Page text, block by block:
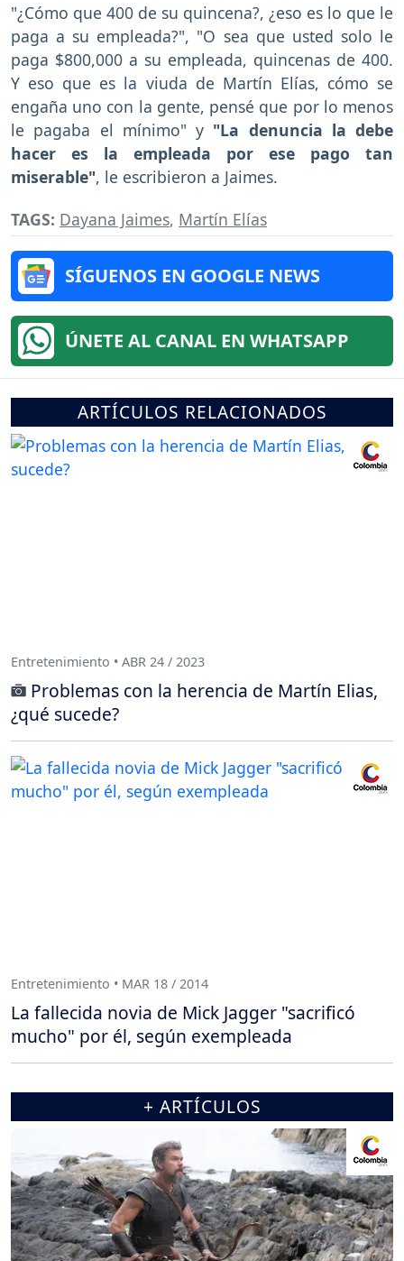
"¿Cómo que 400 de su quincena?, ¿eso es lo que le
paga a su empleada?", "O sea que usted solo le
paga $800,000 a su empleada, quincenas de 400.
Y eso que es la viuda de Martín Elías, cómo se
engaña uno con la gente, pensé que por lo menos
le pagaba el mínimo" y "La denuncia la debe
hacer es la empleada por ese pago tan
miserable", le escribieron a Jaimes.
TAGS: Dayana Jaimes, Martín Elías
SÍGUENOS EN GOOGLE NEWS
ÚNETE AL CANAL EN WHATSAPP
ARTÍCULOS RELACIONADOS
Entretenimiento • ABR 24 / 2023
Problemas con la herencia de Martín Elias,
¿qué sucede?
Entretenimiento • MAR 18 / 2014
La fallecida novia de Mick Jagger "sacrificó
mucho" por él, según exempleada
+ ARTÍCULOS